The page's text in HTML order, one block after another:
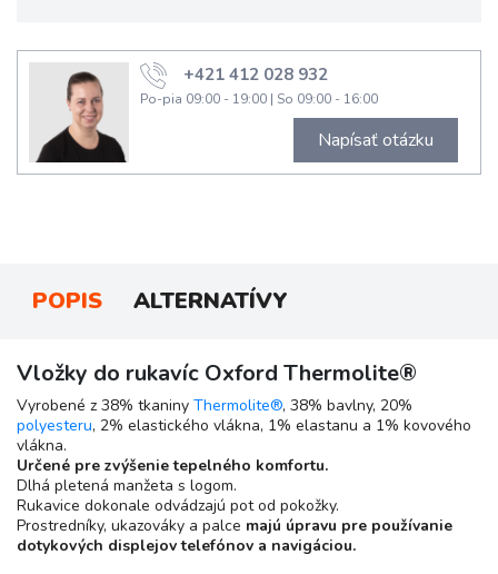
+421 412 028 932
Po-pia 09:00 - 19:00 | So 09:00 - 16:00
Napísať otázku
POPIS ALTERNATÍVY
Vložky do rukavíc Oxford Thermolite®
Vyrobené z 38% tkaniny Thermolite®, 38% bavlny, 20%
polyesteru, 2% elastického vlákna, 1% elastanu a 1% kovového
vlákna.
Určené pre zvýšenie tepelného komfortu.
Dlhá pletená manžeta s logom.
Rukavice dokonale odvádzajú pot od pokožky.
Prostredníky, ukazováky a palce majú úpravu pre používanie
dotykových displejov telefónov a navigáciou.